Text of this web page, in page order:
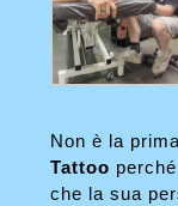
Non è la
Tattoo
che la sua